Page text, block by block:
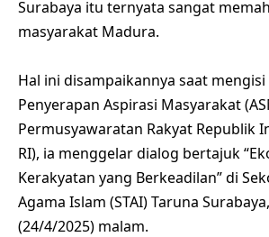
Surabaya itu ternyata sangat
masyarakat Madura.
Hal ini disampaikannya saat
Penyerapan Aspirasi Masyarakat
Permusyawaratan Rakyat Republik
RI), ia menggelar dialog bertajuk
Kerakyatan yang Berkeadilan” di
Agama Islam (STAI) Taruna
(24/4/2025) malam.